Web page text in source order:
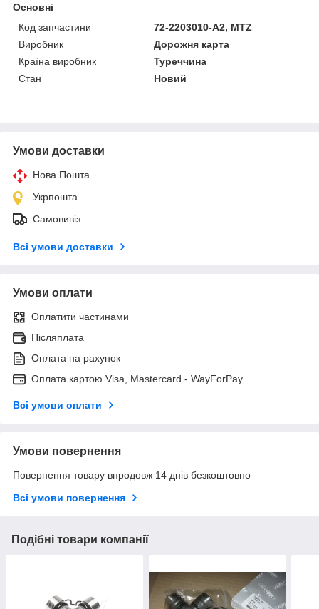
Основні
Код запчастини
72-2203010-A2, MTZ
Виробник
Дорожня карта
Країна виробник
Туреччина
Стан
Новий
Умови доставки
Нова Пошта
Укрпошта
Самовивіз
Всі умови доставки
Умови оплати
Оплатити частинами
Післяплата
Оплата на рахунок
Оплата картою Visa, Mastercard - WayForPay
Всі умови оплати
Умови повернення
Повернення товару впродовж 14 днів безкоштовно
Всі умови повернення
Подібні товари компанії